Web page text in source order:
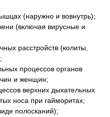
(наружно и вовнутрь);
(включая вирусные и
расстройств (колиты,
процессов органов
и женщин;
верхних дыхательных
носа при гайморитах;
полосканий);